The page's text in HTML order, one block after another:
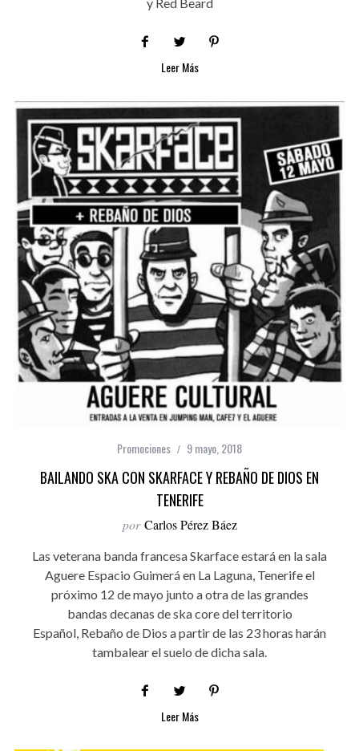
Leer Más
Promociones 9 mayo, 2018
BAILANDO SKA CON SKARFACE Y REBAÑO DE DIOS EN
TENERIFE
por Carlos Pérez Báez
Las veterana banda francesa Skarface estará en la sala
Aguere Espacio Guimerá en La Laguna, Tenerife el
próximo 12 de mayo junto a otra de las grandes
bandas decanas de ska core del territorio
Español, Rebaño de Dios a partir de las 23 horas harán
tambalear el suelo de dicha sala.
Leer Más